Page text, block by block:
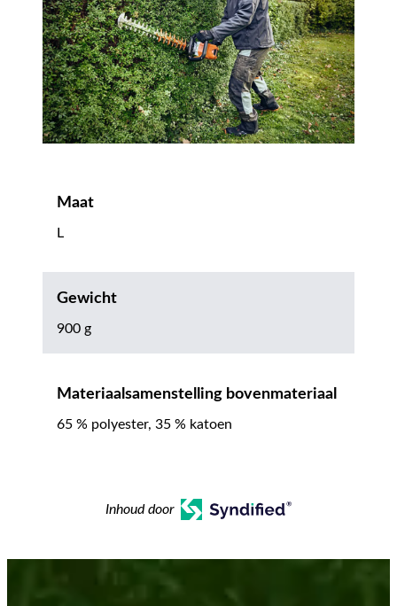
Maat
L
Gewicht
900 g
Materiaalsamenstelling bovenmateriaal
65 % polyester, 35 % katoen
Inhoud door